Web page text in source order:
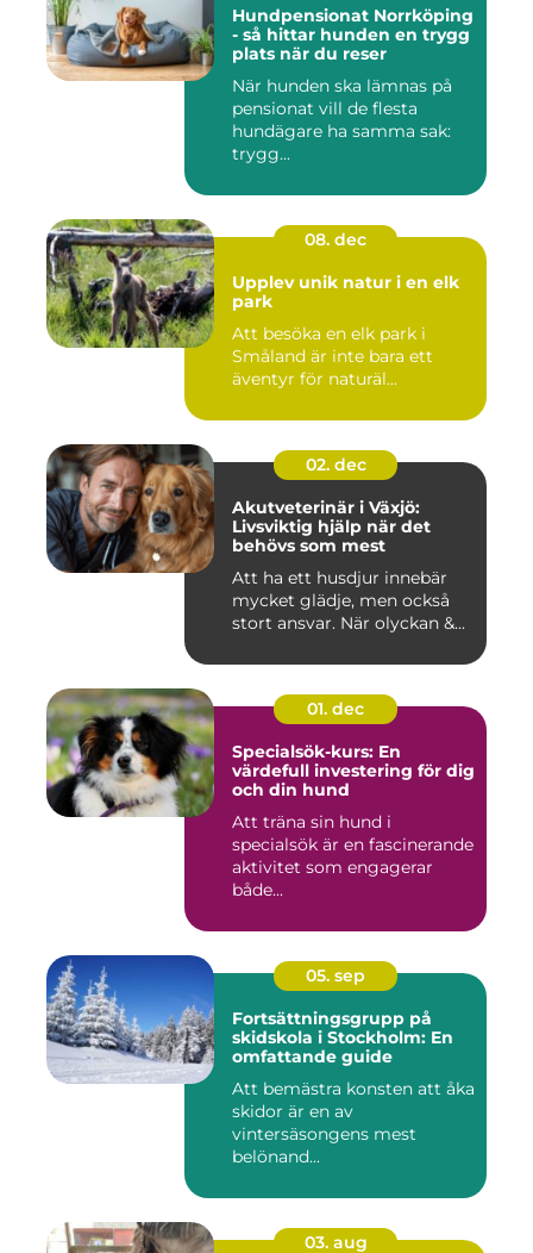
Hundpensionat Norrköping
- så hittar hunden en trygg
plats när du reser
När hunden ska lämnas på
pensionat vill de flesta
hundägare ha samma sak:
trygg...
08. dec
Upplev unik natur i en elk
park
Att besöka en elk park i
Småland är inte bara ett
äventyr för naturäl...
02. dec
Akutveterinär i Växjö:
Livsviktig hjälp när det
behövs som mest
Att ha ett husdjur innebär
mycket glädje, men också
stort ansvar. När olyckan &...
01. dec
Specialsök-kurs: En
värdefull investering för dig
och din hund
Att träna sin hund i
specialsök är en fascinerande
aktivitet som engagerar
både...
05. sep
Fortsättningsgrupp på
skidskola i Stockholm: En
omfattande guide
Att bemästra konsten att åka
skidor är en av
vintersäsongens mest
belönand...
03. aug